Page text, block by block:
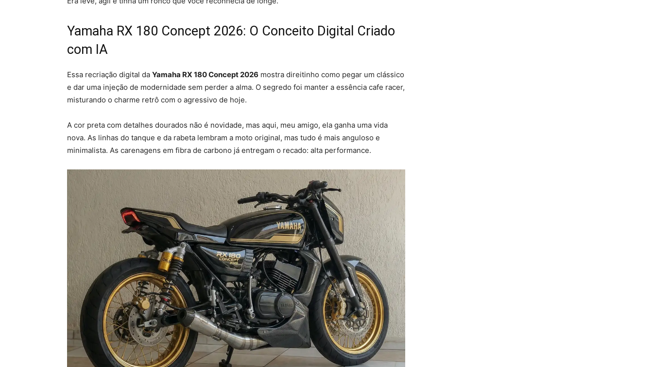
Yamaha RX 180 Concept 2026: O Conceito Digital Criado
com IA
Essa recriação digital da Yamaha RX 180 Concept 2026 mostra direitinho como pegar um clássico
e dar uma injeção de modernidade sem perder a alma. O segredo foi manter a essência cafe racer,
misturando o charme retrô com o agressivo de hoje.
A cor preta com detalhes dourados não é novidade, mas aqui, meu amigo, ela ganha uma vida
nova. As linhas do tanque e da rabeta lembram a moto original, mas tudo é mais anguloso e
minimalista. As carenagens em fibra de carbono já entregam o recado: alta performance.